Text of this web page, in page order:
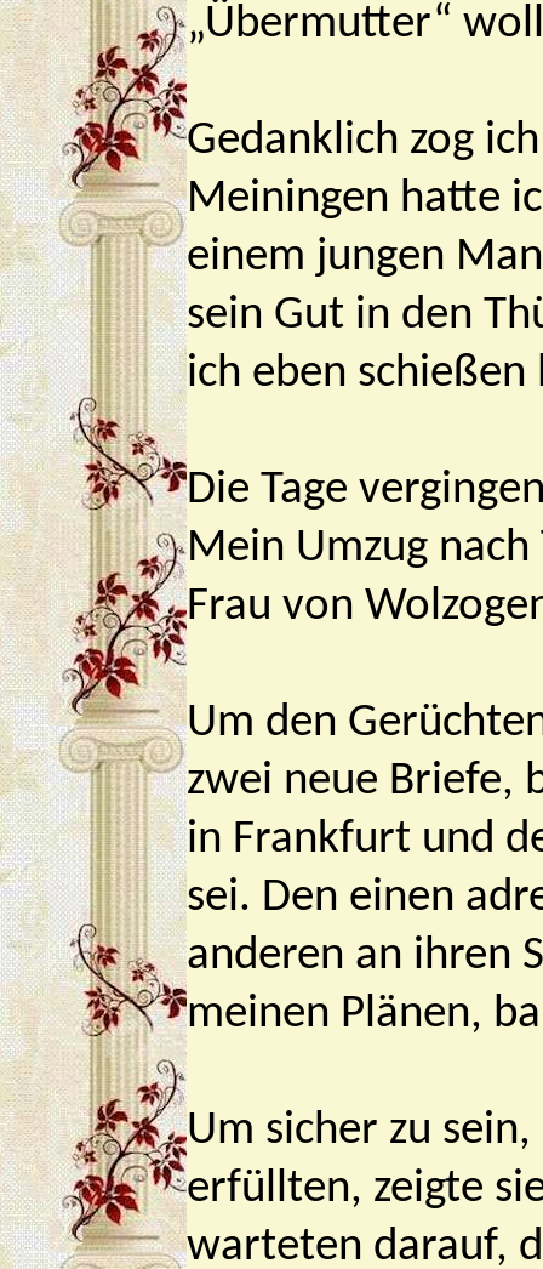
„Übermutter“
Gedanklich zog
Meiningen hatte
einem jungen
sein Gut in den
ich eben
Die Tage
Mein Umzug
Frau von
Um den
zwei neue Briefe,
in Frankfurt und
sei. Den einen
anderen an ihren
meinen Plänen,
Um sicher zu
erfüllten, zeigte
warteten darauf,